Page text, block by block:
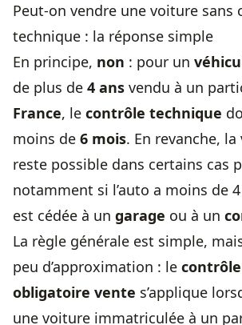
Peut-on vendre une voiture sans
technique : la réponse simple
En principe, non : pour un
de plus de 4 ans vendu à un
France, le contrôle technique
moins de 6 mois. En revanche, la
reste possible dans certains cas
notamment si l’auto a moins de
est cédée à un garage ou à un
La règle générale est simple,
peu d’approximation : le
obligatoire vente s’applique
une voiture immatriculée à un